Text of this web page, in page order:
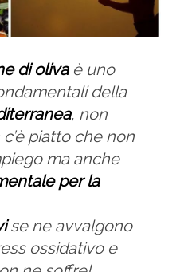
di olivaè uno
della
, non
piatto che non
ma anche
per la
se ne avvalgono
ossidativo e